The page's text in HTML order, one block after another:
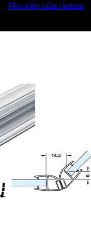
Phụ kiện cửa Hafele